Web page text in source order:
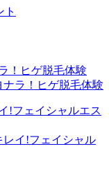
ナラ！ヒゲ脱毛体験
レイ!フェイシャル